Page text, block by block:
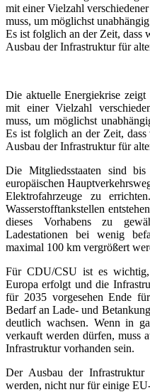
mit einer Vielzahl
muss, um möglichst
Es ist folglich an der Zeit, dass
Ausbau der Infrastruktur für
Die aktuelle Energiekrise
mit einer Vielzahl
muss, um möglichst
Es ist folglich an der Zeit,
Ausbau der Infrastruktur für
Die Mitgliedsstaaten sind
europäischen
Elektrofahrzeuge zu
Wasserstofftankstellen
dieses Vorhabens zu
Ladestationen bei wenig
maximal 100 km vergrößert
Für CDU/CSU ist es
Europa erfolgt und die
für 2035 vorgesehen Ende
Bedarf an Lade- und
deutlich wachsen. Wenn in
verkauft werden dürfen, muss
Infrastruktur vorhanden sein.
Der Ausbau der
werden, nicht nur für einige